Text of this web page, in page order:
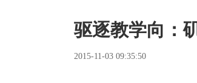
驱逐教学向：
2015-11-03 09:35:50